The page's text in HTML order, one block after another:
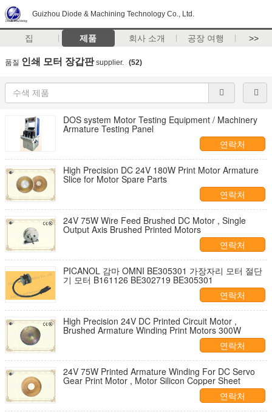
Guizhou Diode & Machining Technology Co., Ltd.
집 제품 회사 소개 공장 여행 >>
품질 인쇄 모터 장갑판supplier. (52)
DOS system Motor Testing Equipment / Machinery
Armature Testing Panel
연락처
High Precision DC 24V 180W Print Motor Armature
Slice for Motor Spare Parts
연락처
24V 75W Wire Feed Brushed DC Motor , Single
Output Axis Brushed Printed Motors
연락처
PICANOL 감마 OMNI BE305301 가장자리 모터 절단
기 모터 B161126 BE302719 BE305301
연락처
High Precision 24V DC Printed Circuit Motor ,
Brushed Armature Winding Print Motors 300W
연락처
24V 75W Printed Armature Winding For DC Servo
Gear Print Motor , Motor Silicon Copper Sheet
연락처